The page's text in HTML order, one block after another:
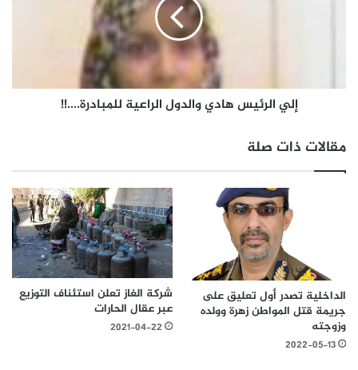
إلي الرئيس هادي والدول الراعية للمبادرة....!!
مقالات ذات صلة
الداخلية تصدر أول تعليق على
جريمة قتل المواطن زهرة وولده
وزوجته
2022-05-13
شركة الغاز تعلن استئناف التوزيع
عبر عقال الحارات
2021-04-22